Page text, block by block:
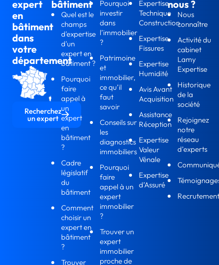
bâtiment
Quel est le
champs
d'expertise
d'un
expert en
bâtiment ?
Pourquoi
faire
appel à
un
expert
en
bâtiment
?
Cadre
législatif
du
bâtiment
Comment
choisir un
expert en
bâtiment
?
Trouver
Pourquoi
investir
dans
l’immobilier
?
Patrimoine
et
immobilier,
ce qu’il
faut
savoir
Conseils sur
les
diagnostics
immobiliers
Pourquoi
faire
appel à un
expert
immobilier
?
Trouver un
expert
immobilier
proche de
Expertise
Technique
Construction
Expertise
Fissures
Expertise
Humidité
Avis Avant
Acquisition
Assistance
Réception
Expertise
Valeur
Vénale
Expertise
d’Assuré
nous ?
Nous
connaître
Activité du
cabinet
Lamy
Expertise
Historique
de la
société
Rejoignez
notre
réseau
d’experts
expert
en
bâtiment
dans
votre
département
Recherchez
un expert